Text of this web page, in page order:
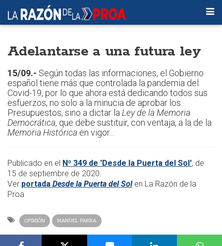
Adelantarse a una futura ley
15/09.- Según todas las informaciones, el Gobierno
español tiene más que controlada la pandemia del
Covid-19, por lo que ahora está dedicando todos sus
esfuerzos, no solo a la minucia de aprobar los
Presupuestos, sino a dictar la Ley de la Memoria
Democrática, que debe sustituir, con ventaja, a la de la
Memoria Histórica en vigor...
Publicado en el Nº 349 de 'Desde la Puerta del Sol', de
15 de septiembre de 2020.
Ver portada Desde la Puerta del Solen La Razón de la
Proa
OPINIÓN MANUEL PARRA